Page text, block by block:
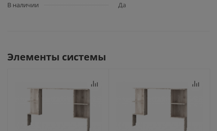
В наличии Да
Элементы системы